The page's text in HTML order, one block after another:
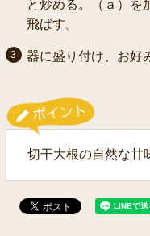
と炒める。（ａ）を
飛ばす。
器に盛り付け、お好
切干大根の自然な甘